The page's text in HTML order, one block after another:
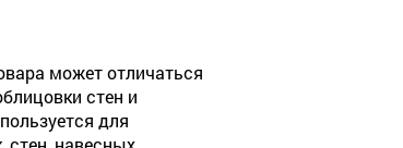
может отличаться
стен и
для